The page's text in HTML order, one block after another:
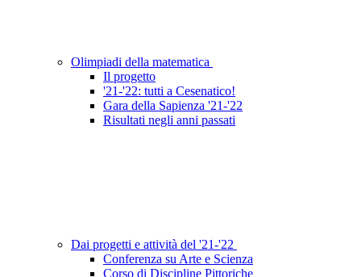
Olimpiadi della matematica
Il progetto
'21-'22: tutti a Cesenatico!
Gara della Sapienza '21-'22
Risultati negli anni passati
Dai progetti e attività del '21-'22
Conferenza su Arte e Scienza
Corso di Discipline Pittoriche